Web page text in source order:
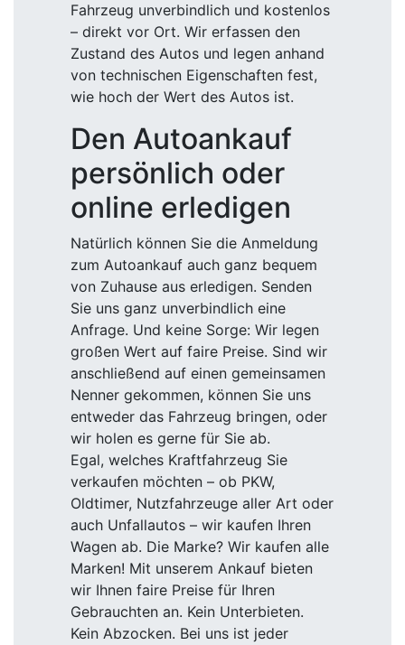
Fahrzeug unverbindlich und kostenlos
– direkt vor Ort. Wir erfassen den
Zustand des Autos und legen anhand
von technischen Eigenschaften fest,
wie hoch der Wert des Autos ist.
Den Autoankauf
persönlich oder
online erledigen
Natürlich können Sie die Anmeldung
zum Autoankauf auch ganz bequem
von Zuhause aus erledigen. Senden
Sie uns ganz unverbindlich eine
Anfrage. Und keine Sorge: Wir legen
großen Wert auf faire Preise. Sind wir
anschließend auf einen gemeinsamen
Nenner gekommen, können Sie uns
entweder das Fahrzeug bringen, oder
wir holen es gerne für Sie ab.
Egal, welches Kraftfahrzeug Sie
verkaufen möchten – ob PKW,
Oldtimer, Nutzfahrzeuge aller Art oder
auch Unfallautos – wir kaufen Ihren
Wagen ab. Die Marke? Wir kaufen alle
Marken! Mit unserem Ankauf bieten
wir Ihnen faire Preise für Ihren
Gebrauchten an. Kein Unterbieten.
Kein Abzocken. Bei uns ist jeder